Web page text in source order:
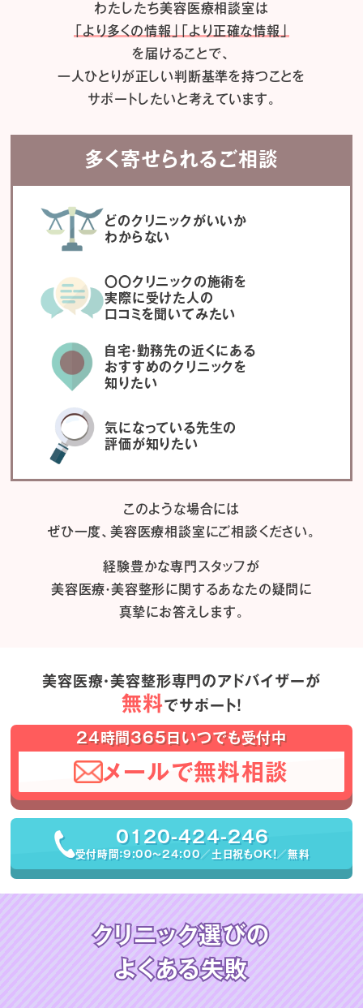
わたしたち美容医療相談室は
「より多くの情報」「より正確な情報」
を届けることで、
一人ひとりが正しい判断基準を持つことを
サポートしたいと考えています。
多く寄せられるご相談
どのクリニックがいいか
わからない
〇〇クリニックの施術を
実際に受けた人の
口コミを聞いてみたい
自宅・勤務先の近くにある
おすすめのクリニックを
知りたい
気になっている先生の
評価が知りたい
このような場合には
ぜひ一度、美容医療相談室にご相談ください。
経験豊かな専門スタッフが
美容医療・美容整形に関するあなたの疑問に
真摯にお答えします。
美容医療・美容整形専門のアドバイザーが
無料でサポート！
24時間365日いつでも受付中
メールで無料相談
0120-424-246
受付時間：9:00〜24:00／土日祝もOK！／無料
クリニック選びの
よくある失敗